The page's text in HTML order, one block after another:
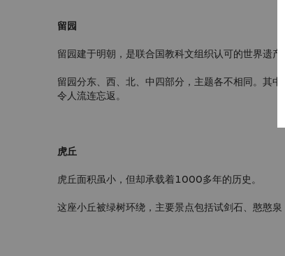
留园
留园建于明朝，是联合国教科文组织认可的世界遗产
留园分东、西、北、中四部分，主题各不相同。其
令人流连忘返。
虎丘
虎丘面积虽小，但却承载着1000多年的历史。
这座小丘被绿树环绕，主要景点包括试剑石、憨憨